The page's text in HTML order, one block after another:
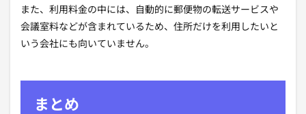
また、利用料金の中には、自動的に郵便物の転送サービスや
会議室料などが含まれているため、住所だけを利用したいと
いう会社にも向いていません。
まとめ